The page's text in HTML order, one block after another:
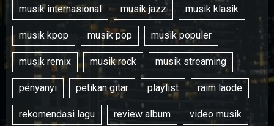
musik internasional musik jazz musik klasik
musik kpop musik pop musik populer
musik remix musik rock musik streaming
penyanyi petikan gitar playlist raim laode
rekomendasi lagu review album video musik